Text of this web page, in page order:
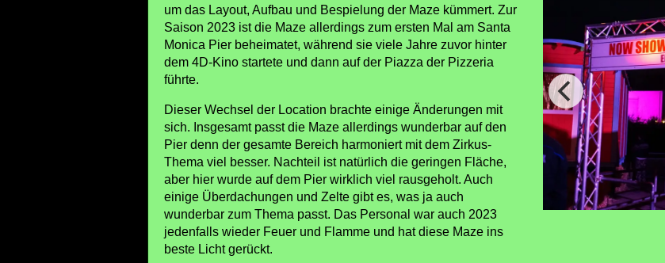
um das Layout, Aufbau und Bespielung der Maze kümmert. Zur
Saison 2023 ist die Maze allerdings zum ersten Mal am Santa
Monica Pier beheimatet, während sie viele Jahre zuvor hinter
dem 4D-Kino startete und dann auf der Piazza der Pizzeria
führte.
Dieser Wechsel der Location brachte einige Änderungen mit
sich. Insgesamt passt die Maze allerdings wunderbar auf den
Pier denn der gesamte Bereich harmoniert mit dem Zirkus-
Thema viel besser. Nachteil ist natürlich die geringen Fläche,
aber hier wurde auf dem Pier wirklich viel rausgeholt. Auch
einige Überdachungen und Zelte gibt es, was ja auch
wunderbar zum Thema passt. Das Personal war auch 2023
jedenfalls wieder Feuer und Flamme und hat diese Maze ins
beste Licht gerückt.